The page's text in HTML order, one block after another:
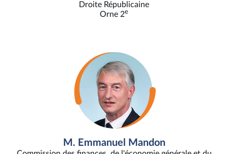
Droite Républicaine
Orne 2e
M. Emmanuel Mandon